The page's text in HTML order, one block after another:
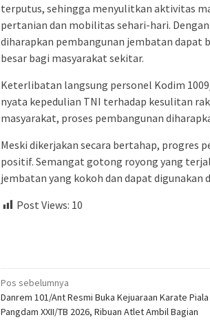
terputus, sehingga menyulitkan aktivitas
pertanian dan mobilitas sehari-hari.
diharapkan pembangunan jembatan dapat
besar bagi masyarakat sekitar.
Keterlibatan langsung personel Kodim
nyata kepedulian TNI terhadap kesulitan
masyarakat, proses pembangunan
Meski dikerjakan secara bertahap, progres
positif. Semangat gotong royong yang
jembatan yang kokoh dan dapat digunakan
Post Views: 10
Navigasi
pos
Pos sebelumnya
Danrem 101/Ant Resmi Buka Kejuaraan Karate Piala
Pangdam XXII/TB 2026, Ribuan Atlet Ambil Bagian